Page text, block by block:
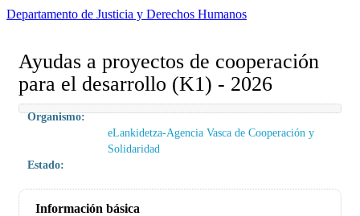
Departamento de Justicia y Derechos Humanos
Ayudas a proyectos de cooperación
para el desarrollo (K1) - 2026
Organismo:
eLankidetza-Agencia Vasca de Cooperación y
Solidaridad
Estado:
Información básica